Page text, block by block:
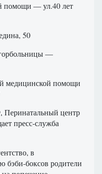
помощи — ул.40 лет
50
—
медицинской помощи
Перинатальный центр
пресс-служба
в
бэби-боксов родители